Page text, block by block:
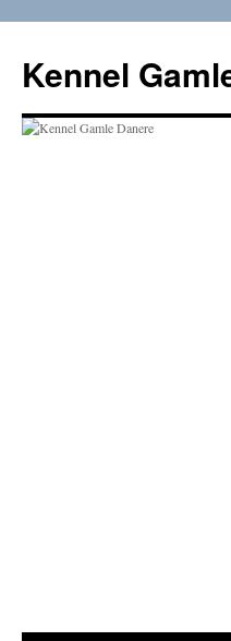
indhold
Kennel